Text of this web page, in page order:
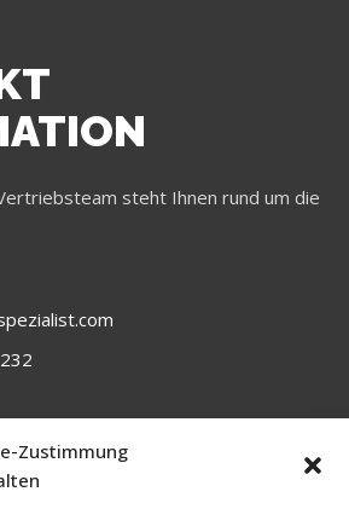
Zustimmung
steht Ihnen rund um die